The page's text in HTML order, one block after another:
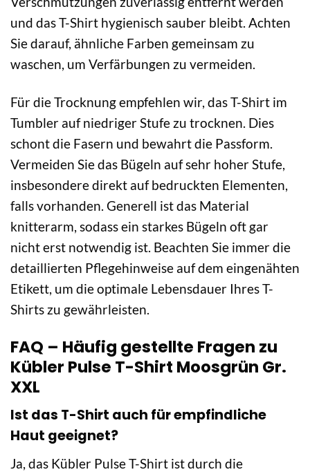
und das T-Shirt hygienisch sauber bleibt. Achten
Sie darauf, ähnliche Farben gemeinsam zu
waschen, um Verfärbungen zu vermeiden.
Für die Trocknung empfehlen wir, das T-Shirt im
Tumbler auf niedriger Stufe zu trocknen. Dies
schont die Fasern und bewahrt die Passform.
Vermeiden Sie das Bügeln auf sehr hoher Stufe,
insbesondere direkt auf bedruckten Elementen,
falls vorhanden. Generell ist das Material
knitterarm, sodass ein starkes Bügeln oft gar
nicht erst notwendig ist. Beachten Sie immer die
detaillierten Pflegehinweise auf dem eingenähten
Etikett, um die optimale Lebensdauer Ihres T-
Shirts zu gewährleisten.
FAQ – Häufig gestellte Fragen zu
Kübler Pulse T-Shirt Moosgrün Gr.
XXL
Ist das T-Shirt auch für empfindliche
Haut geeignet?
Ja, das Kübler Pulse T-Shirt ist durch die